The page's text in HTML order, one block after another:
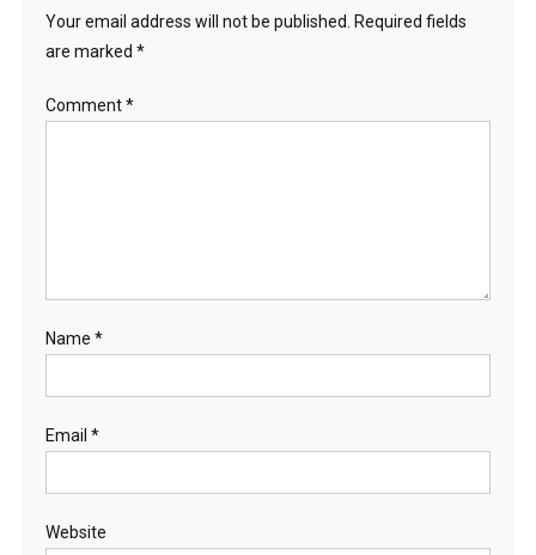
Your email address will not be published.
Required fields
are marked *
Comment*
Name *
Email *
Website